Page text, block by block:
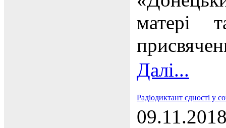
матері
Далі...
Радіодиктант єдності у